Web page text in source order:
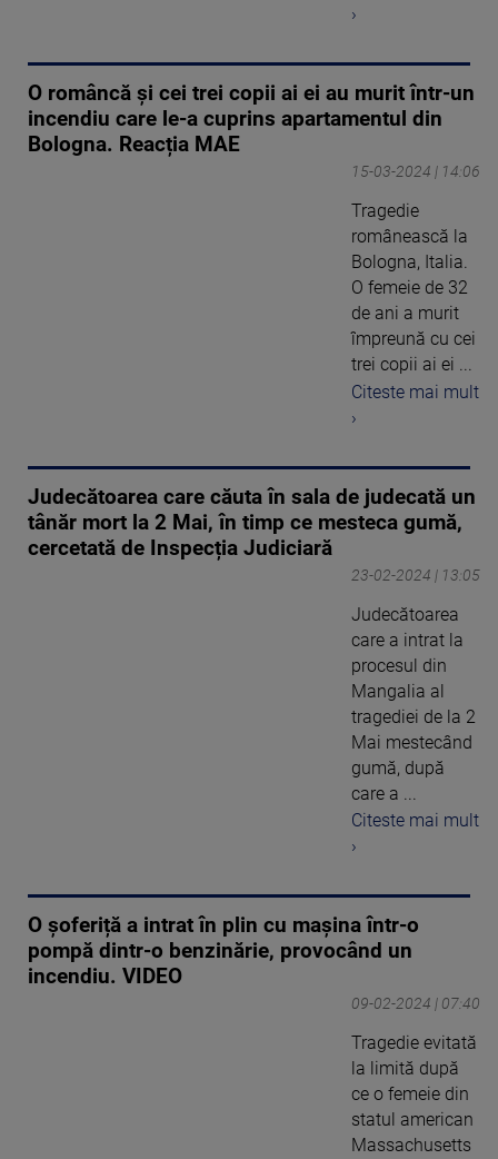
›
O româncă și cei trei copii ai ei au murit într-un
incendiu care le-a cuprins apartamentul din
Bologna. Reacția MAE
15-03-2024 | 14:06
Tragedie
românească la
Bologna, Italia.
O femeie de 32
de ani a murit
împreună cu cei
trei copii ai ei ...
Citeste mai mult
›
Judecătoarea care căuta în sala de judecată un
tânăr mort la 2 Mai, în timp ce mesteca gumă,
cercetată de Inspecția Judiciară
23-02-2024 | 13:05
Judecătoarea
care a intrat la
procesul din
Mangalia al
tragediei de la 2
Mai mestecând
gumă, după
care a ...
Citeste mai mult
›
O șoferiță a intrat în plin cu mașina într-o
pompă dintr-o benzinărie, provocând un
incendiu. VIDEO
09-02-2024 | 07:40
Tragedie evitată
la limită după
ce o femeie din
statul american
Massachusetts